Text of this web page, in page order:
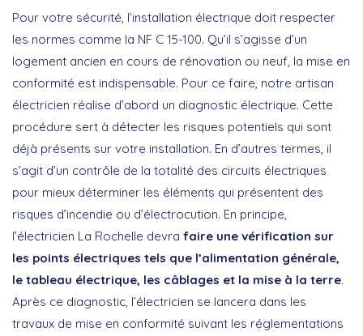
Pour votre sécurité, l’installation électrique doit respecter
les normes comme la NF C 15-100. Qu’il s’agisse d’un
logement ancien en cours de rénovation ou neuf, la mise en
conformité est indispensable. Pour ce faire, notre artisan
électricien réalise d’abord un diagnostic électrique. Cette
procédure sert à détecter les risques potentiels qui sont
déjà présents sur votre installation. En d’autres termes, il
s’agit d’un contrôle de la totalité des circuits électriques
pour mieux déterminer les éléments qui présentent des
risques d’incendie ou d’électrocution. En principe,
l’électricien La Rochelle devra faire une vérification sur
les points électriques tels que l’alimentation générale,
le tableau électrique, les câblages et la mise à la terre.
Après ce diagnostic, l’électricien se lancera dans les
travaux de mise en conformité suivant les réglementations